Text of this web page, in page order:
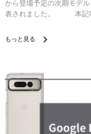
から登場予定の次期モデ
表されました。 本記事
た情報を...
もっと見る